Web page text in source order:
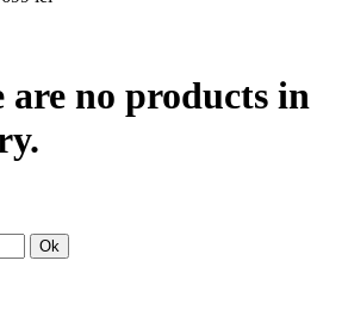
are no products in
Ok